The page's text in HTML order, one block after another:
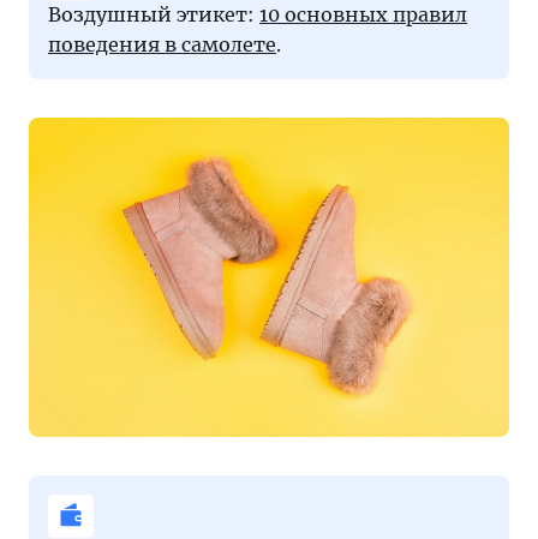
Воздушный этикет: 10 основных правил
поведения в самолете.